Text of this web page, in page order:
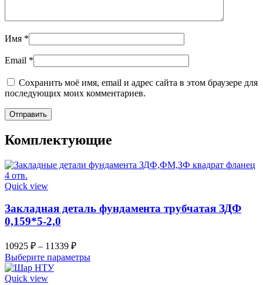
Имя *
Email *
Сохранить моё имя, email и адрес сайта в этом браузере для
последующих моих комментариев.
Комплектующие
Quick view
Закладная деталь фундамента трубчатая ЗДФ
0,159*5-2,0
10925 ₽ – 11339 ₽
Выберите параметрыЭтот
Quick view